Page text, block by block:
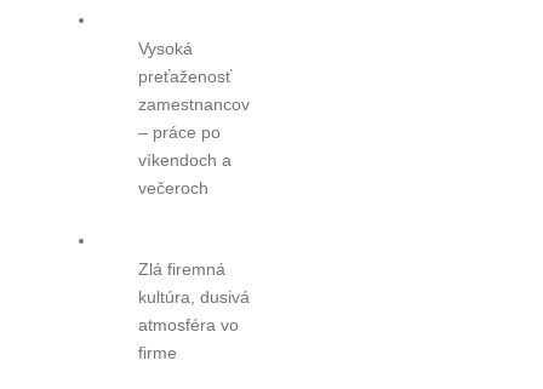
Vysoká
preťaženosť
zamestnancov
– práce po
víkendoch a
večeroch
Zlá firemná
kultúra, dusivá
atmosféra vo
firme